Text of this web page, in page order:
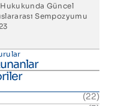
Güncel
Sempozyumu
(22)